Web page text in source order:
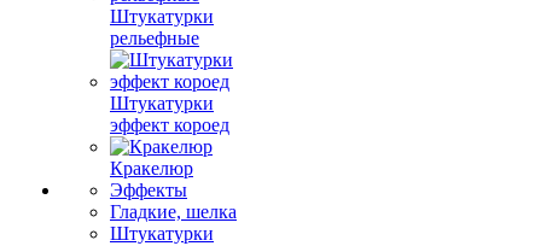
Штукатурки
рельефные
Штукатурки
эффект короед
Кракелюр
Эффекты
Гладкие, шелка
Штукатурки